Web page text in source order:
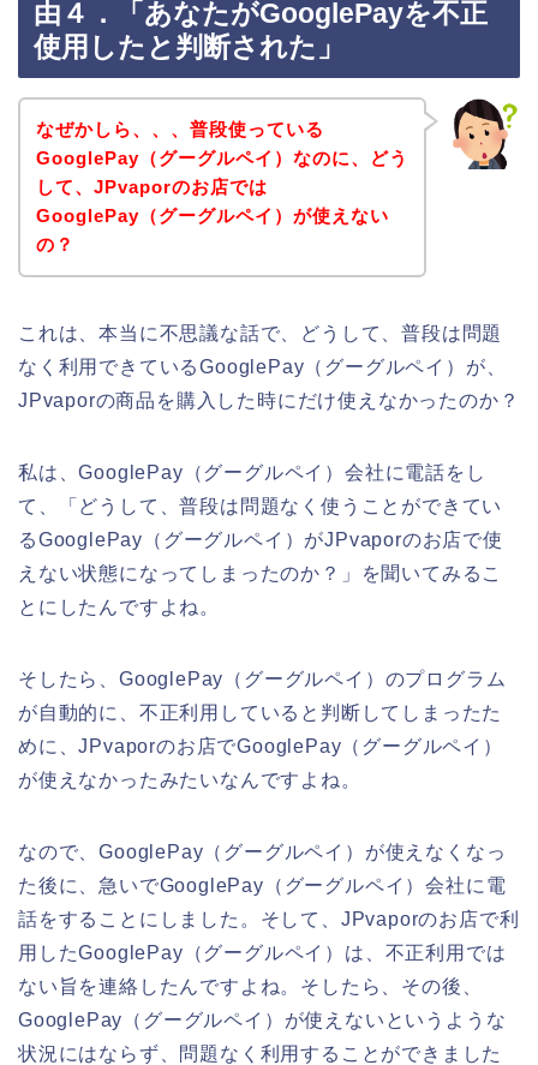
由４．「あなたがGooglePayを不正
使用したと判断された」
なぜかしら、、、普段使っている
GooglePay（グーグルペイ）なのに、どう
して、JPvaporのお店では
GooglePay（グーグルペイ）が使えない
の？
これは、本当に不思議な話で、どうして、普段は問題
なく利用できているGooglePay（グーグルペイ）が、
JPvaporの商品を購入した時にだけ使えなかったのか？
私は、GooglePay（グーグルペイ）会社に電話をし
て、「どうして、普段は問題なく使うことができてい
るGooglePay（グーグルペイ）がJPvaporのお店で使
えない状態になってしまったのか？」を聞いてみるこ
とにしたんですよね。
そしたら、GooglePay（グーグルペイ）のプログラム
が自動的に、不正利用していると判断してしまったた
めに、JPvaporのお店でGooglePay（グーグルペイ）
が使えなかったみたいなんですよね。
なので、GooglePay（グーグルペイ）が使えなくなっ
た後に、急いでGooglePay（グーグルペイ）会社に電
話をすることにしました。そして、JPvaporのお店で利
用したGooglePay（グーグルペイ）は、不正利用では
ない旨を連絡したんですよね。そしたら、その後、
GooglePay（グーグルペイ）が使えないというような
状況にはならず、問題なく利用することができました